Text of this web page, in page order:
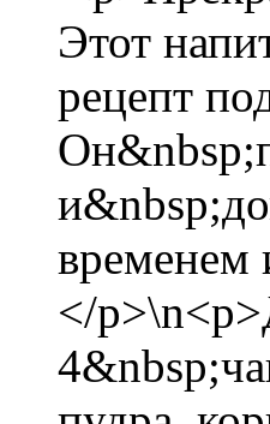
Этот
рецепт
временем
</